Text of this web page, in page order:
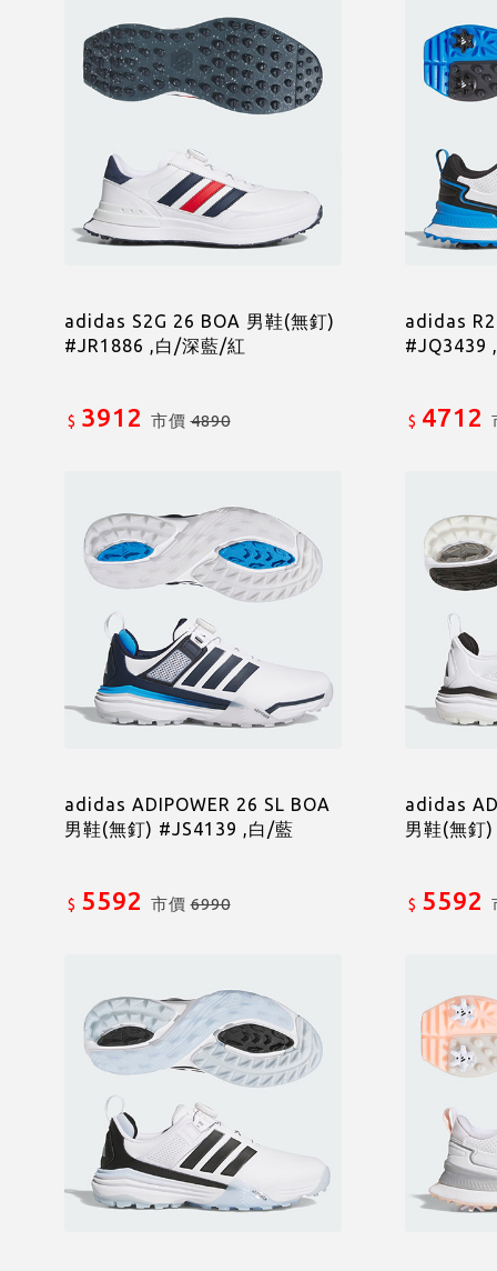
adidas S2G 26 BOA 男鞋(無釘)
#JR1886 ,白/深藍/紅
$ 3912 市價4890
adidas
#JQ3439
$ 4712
adidas ADIPOWER 26 SL BOA
男鞋(無釘) #JS4139 ,白/藍
$ 5592 市價6990
adidas
男鞋(無釘
$ 5592